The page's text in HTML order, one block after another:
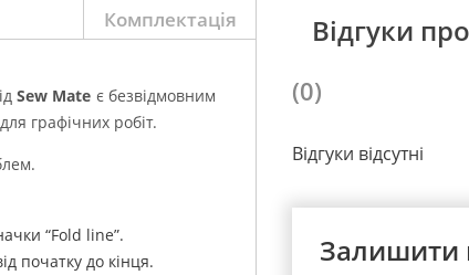
Комплектація
Sew Mate є безвідмовним
графічних робіт.
“Fold line”.
початку до кінця.
Відгуки
(0)
Відгуки відсутні
Залишити